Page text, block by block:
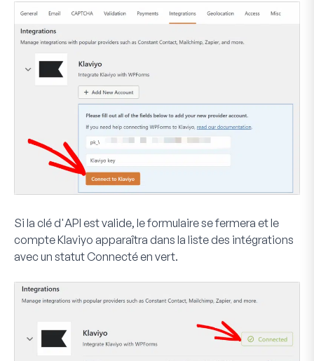
Si la clé d'API est valide, le formulaire se fermera et le
compte Klaviyo apparaîtra dans la liste des intégrations
avec un statut Connectéen vert.